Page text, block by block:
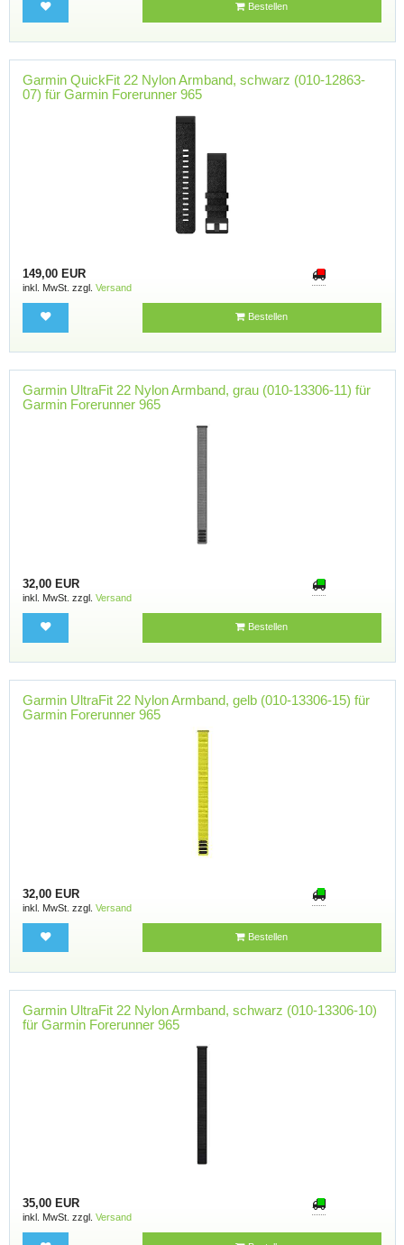
Bestellen
Garmin QuickFit 22 Nylon Armband, schwarz (010-12863-
07) für Garmin Forerunner 965
149,00 EUR
inkl. MwSt. zzgl. Versand
Bestellen
Garmin UltraFit 22 Nylon Armband, grau (010-13306-11) für
Garmin Forerunner 965
32,00 EUR
inkl. MwSt. zzgl. Versand
Bestellen
Garmin UltraFit 22 Nylon Armband, gelb (010-13306-15) für
Garmin Forerunner 965
32,00 EUR
inkl. MwSt. zzgl. Versand
Bestellen
Garmin UltraFit 22 Nylon Armband, schwarz (010-13306-10)
für Garmin Forerunner 965
35,00 EUR
inkl. MwSt. zzgl. Versand